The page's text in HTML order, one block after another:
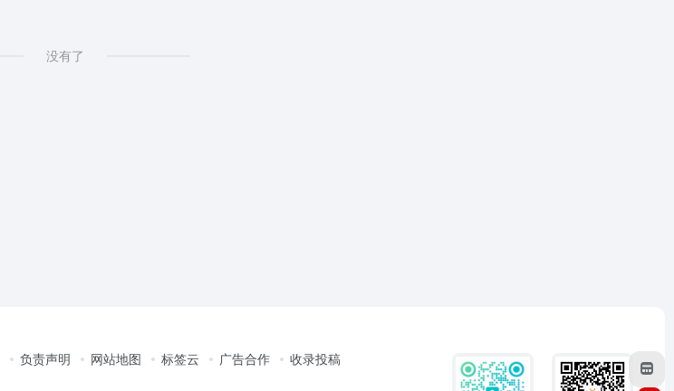
没有了
负责声明 网站地图 标签云 广告合作
收录投稿